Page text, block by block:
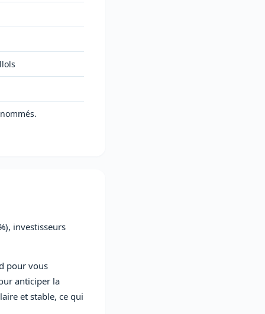
investisseurs
pour vous
anticiper la
et stable, ce qui